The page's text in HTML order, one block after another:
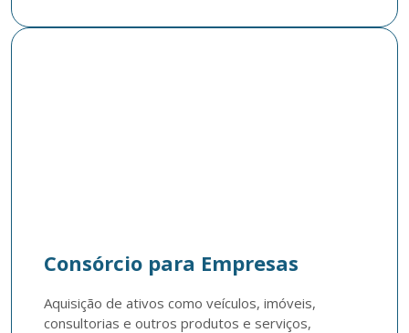
Consórcio para Empresas
Aquisição de ativos como veículos, imóveis,
consultorias e outros produtos e serviços,